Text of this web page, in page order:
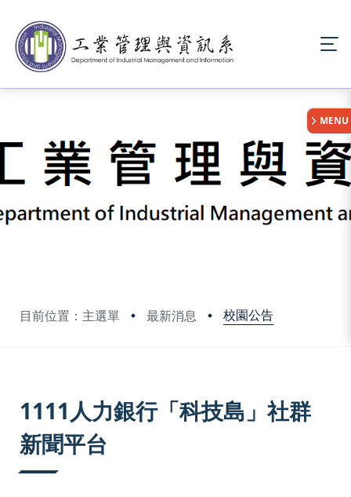
目前位置：主選單 最新消息 校園公告
:::
MENU
1111人力銀行「科技島」社群
新聞平台